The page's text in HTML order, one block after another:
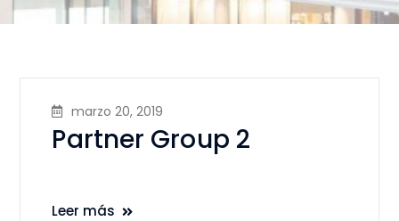
marzo 20, 2019
Partner Group 2
Leer más